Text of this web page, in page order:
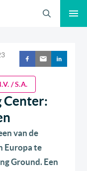
/ S.A.
Center:
van de
Europa te
Ground. Een